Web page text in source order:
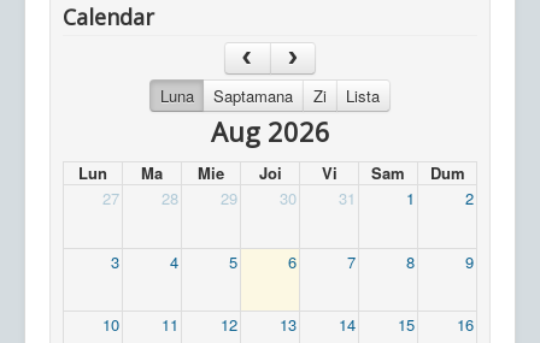
Calendar
Luna Saptamana Zi Lista
Aug 2026
Lun Ma Mie Joi Vi Sam
Dum
27
28 29 30 31 1 2
3 4 5 6 7 8 9
10 11 12 13 14 15 16